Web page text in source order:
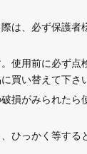
は、必ず保護者
使用前に必ず点
買い替えて下さ
損がみられたら
ひっかく等する